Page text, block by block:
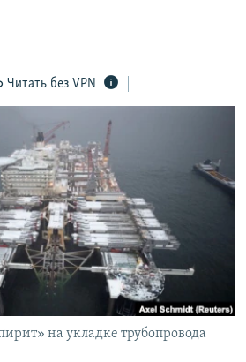
КРЫМА
Читать без VPN
на укладке трубопровода